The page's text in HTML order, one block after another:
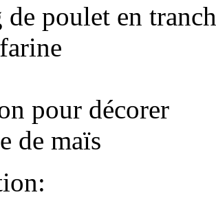
de poulet en
pour décorer
de maïs